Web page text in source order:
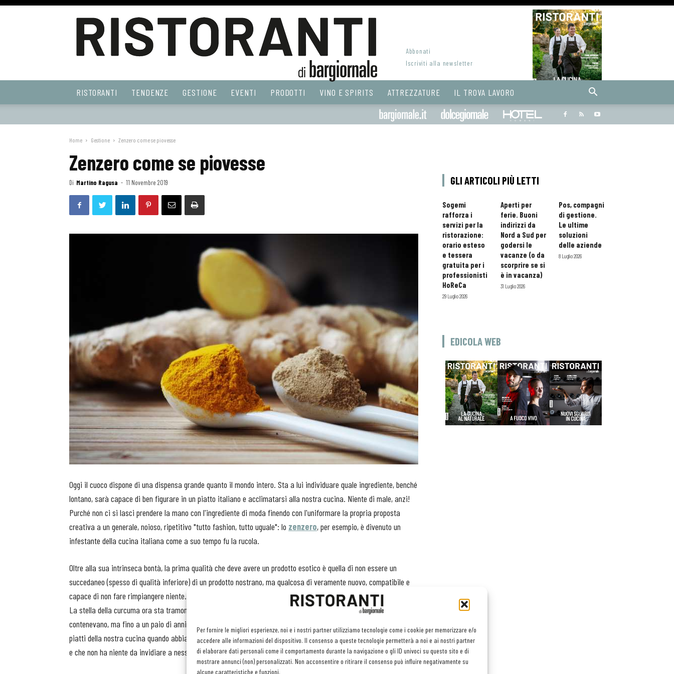
Per fornire le migliori esperienze, noi e i nostri partner utilizziamo tecnologie come i cookie per memorizzare e/o
accedere alle informazioni del dispositivo. Il consenso a queste tecnologie permetterà a noi e ai nostri partner
di elaborare dati personali come il comportamento durante la navigazione o gli ID univoci su questo sito e di
mostrare annunci (non) personalizzati. Non acconsentire o ritirare il consenso può influire negativamente su
alcune caratteristiche e funzioni.
Web
Abbonati
Iscriviti alla newsletter
RISTORANTI TENDENZE GESTIONE EVENTI PRODOTTI VINO E SPIRITS ATTREZZATURE IL TROVA LAVORO
Bargiornale dolcegiornale
Home Gestione Zenzero come se piovesse
Zenzero come se piovesse
Di Martino Ragusa - 11 Novembre 2019
Oggi il cuoco dispone di una dispensa grande quanto il mondo intero. Sta a lui individuare quale ingrediente, benché
lontano, sarà capace di ben figurare in un piatto italiano e acclimatarsi alla nostra cucina. Niente di male, anzi!
Purché non ci si lasci prendere la mano con l'ingrediente di moda finendo con l'uniformare la propria proposta
creativa a un generale, noioso, ripetitivo "tutto fashion, tutto uguale": lo zenzero, per esempio, è divenuto un
infestante della cucina italiana come a suo tempo fu la rucola.
Oltre alla sua intrinseca bontà, la prima qualità che deve avere un prodotto esotico è quella di non essere un
succedaneo (spesso di qualità inferiore) di un prodotto nostrano, ma qualcosa di veramente nuovo, compatibile e
capace di non fare rimpiangere niente.
La stella della curcuma ora sta tramontando per via dei casi di epatite collegati agli integratori che la
contenevano, ma fino a un paio di anni fa era divenuta ubiquitaria e usata quasi di routine per colorare di giallo i
piatti della nostra cucina quando abbiamo lo zafferano purissimo dell’Aquila, che della curcuma è molto più pregiato
e che non ha niente da invidiare a nessuno quanto a contenuto di antiossidanti.
GLI ARTICOLI PIÙ LETTI
Sogemi
rafforza i
servizi per la
ristorazione:
orario esteso
e tessera
gratuita per i
professionisti
HoReCa
29 Luglio 2026
Aperti per
ferie. Buoni
indirizzi da
Nord a Sud per
godersi le
vacanze (o da
scorprire se si
è in vacanza)
31 Luglio 2026
Pos, compagni
di gestione.
Le ultime
soluzioni
delle aziende
8 Luglio 2026
EDICOLA WEB